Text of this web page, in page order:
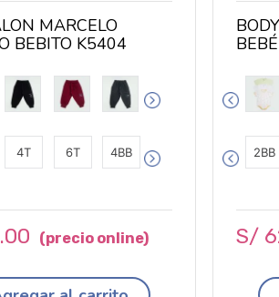
4T 6T 4BB
MARCELO
BEBITO K5404
.00
2BB
S/